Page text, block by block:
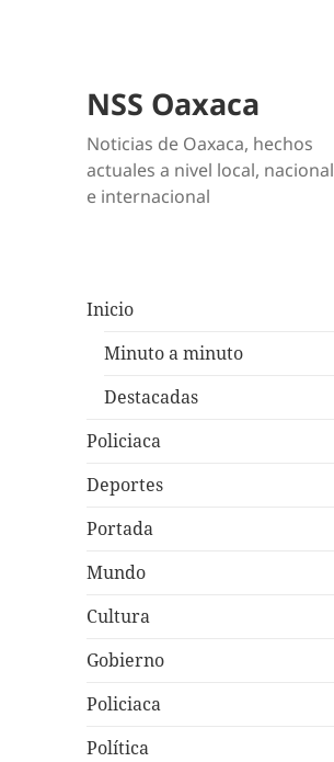
NSS Oaxaca
Noticias de Oaxaca, hechos
actuales a nivel local, nacional
e internacional
Inicio
Minuto a minuto
Destacadas
Policiaca
Deportes
Portada
Mundo
Cultura
Gobierno
Policiaca
Política